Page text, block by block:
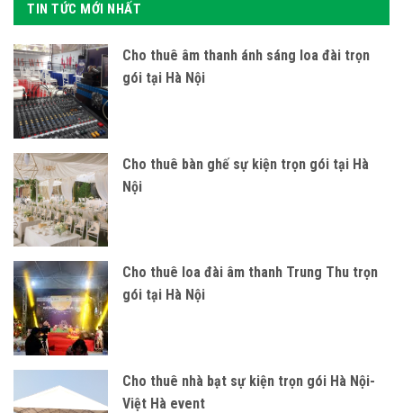
TIN TỨC MỚI NHẤT
Cho thuê âm thanh ánh sáng loa đài trọn
gói tại Hà Nội
Cho thuê bàn ghế sự kiện trọn gói tại Hà
Nội
Cho thuê loa đài âm thanh Trung Thu trọn
gói tại Hà Nội
Cho thuê nhà bạt sự kiện trọn gói Hà Nội-
Việt Hà event